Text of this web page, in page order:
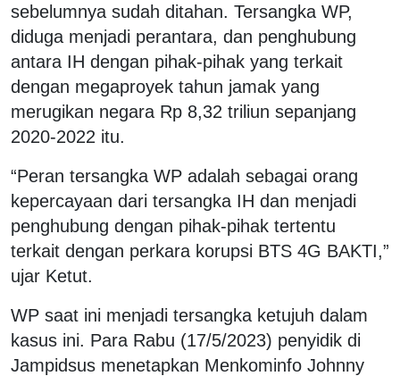
sebelumnya sudah ditahan. Tersangka WP,
diduga menjadi perantara, dan penghubung
antara IH dengan pihak-pihak yang terkait
dengan megaproyek tahun jamak yang
merugikan negara Rp 8,32 triliun sepanjang
2020-2022 itu.
“Peran tersangka WP adalah sebagai orang
kepercayaan dari tersangka IH dan menjadi
penghubung dengan pihak-pihak tertentu
terkait dengan perkara korupsi BTS 4G BAKTI,”
ujar Ketut.
WP saat ini menjadi tersangka ketujuh dalam
kasus ini. Para Rabu (17/5/2023) penyidik di
Jampidsus menetapkan Menkominfo Johnny